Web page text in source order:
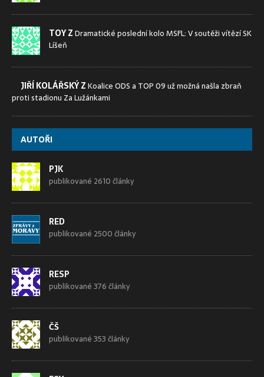
TOY ZDramatické poslední kolo MSFL: V soutěži vítězí SK
Líšeň
JIŘÍ KOLÁŘSKÝ ZKoalice ODS a TOP 09 už možná našla zbraň
proti stadionu Za Lužánkami
AUTOŘI
PJK
publikované 2610 články
RED
publikované 2500 články
RESP
publikované 376 články
ČŠ
publikované 353 články